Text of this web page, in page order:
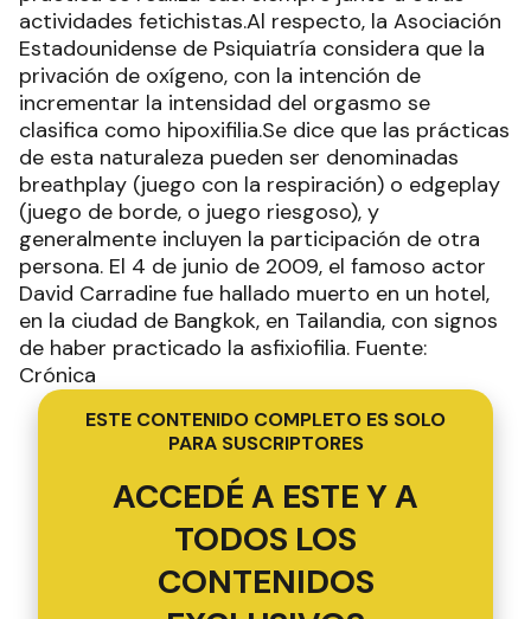
actividades fetichistas.Al respecto, la Asociación
Estadounidense de Psiquiatría considera que la
privación de oxígeno, con la intención de
incrementar la intensidad del orgasmo se
clasifica como hipoxifilia.Se dice que las prácticas
de esta naturaleza pueden ser denominadas
breathplay (juego con la respiración) o edgeplay
(juego de borde, o juego riesgoso), y
generalmente incluyen la participación de otra
persona. El 4 de junio de 2009, el famoso actor
David Carradine fue hallado muerto en un hotel,
en la ciudad de Bangkok, en Tailandia, con signos
de haber practicado la asfixiofilia. Fuente:
Crónica
ESTE CONTENIDO COMPLETO ES SOLO
PARA SUSCRIPTORES
ACCEDÉ A ESTE Y A
TODOS LOS
CONTENIDOS